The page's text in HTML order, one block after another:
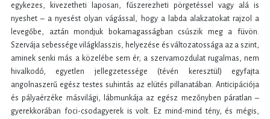
egykezes, kivezetheti laposan, fűszerezheti pörgetéssel vagy alá is
nyeshet – a nyesést olyan vágással, hogy a labda alakzatokat rajzol a
levegőbe, aztán mondjuk bokamagasságban csúszik meg a füvön.
Szervája sebessége világklasszis, helyezése és változatossága az a szint,
aminek senki más a közelébe sem ér; a szervamozdulat rugalmas, nem
hivalkodó, egyetlen jellegzetessége (tévén keresztül) egyfajta
angolnaszerű egész testes suhintás az elütés pillanatában. Anticipációja
és pályaérzéke másvilági, lábmunkája az egész mezőnyben páratlan –
gyerekkorában foci-csodagyerek is volt. Ez mind-mind tény, és mégis,